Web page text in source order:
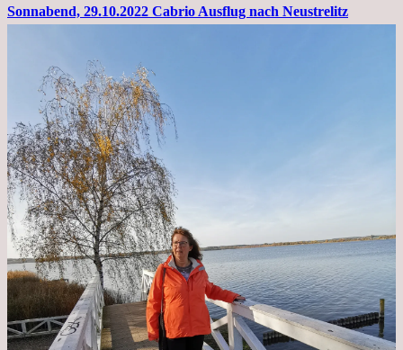
Sonnabend, 29.10.2022 Cabrio Ausflug nach Neustrelitz